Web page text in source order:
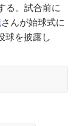
る。試合前に
さんが始球式に
球を披露し